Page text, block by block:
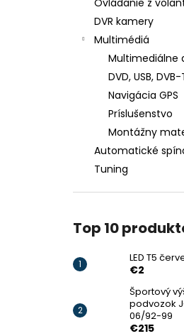
Ovládanie z
DVR kamery
Multimédiá
Multimediálne
DVD, USB, DVB-
Navigácia GPS
Príslušenstvo
Montážny
Automatické
Tuning
Top 10
LED T5
€2
Športový
podvozok
06/92-99
€215